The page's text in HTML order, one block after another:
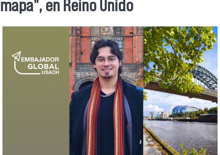
mapa", en Reino Unido